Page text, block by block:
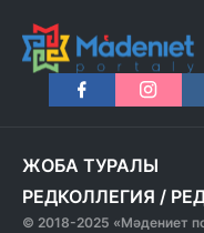
ЖОБА ТУРАЛЫ
РЕДКОЛЛЕГИЯ /
© 2018-2025 «Мәдениет